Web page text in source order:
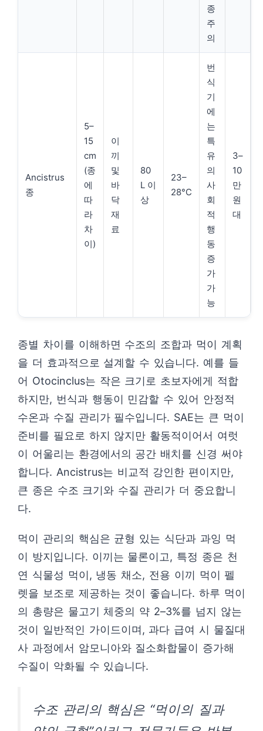
종
주
의
Ancistrus
종
5–
15
cm
(종
에
따
라
차
이)
이
끼
및
바
닥
재
료
80
L 이
상
23–
28°C
번
식
기
에
는
특
유
의
사
회
적
행
동
증
가
가
능
3–
10
만
원
대
종별 차이를 이해하면 수조의 조합과 먹이 계획
을 더 효과적으로 설계할 수 있습니다. 예를 들
어 Otocinclus는 작은 크기로 초보자에게 적합
하지만, 번식과 행동이 민감할 수 있어 안정적
수온과 수질 관리가 필수입니다. SAE는 큰 먹이
준비를 필요로 하지 않지만 활동적이어서 여럿
이 어울리는 환경에서의 공간 배치를 신경 써야
합니다. Ancistrus는 비교적 강인한 편이지만,
큰 종은 수조 크기와 수질 관리가 더 중요합니
다.
먹이 관리의 핵심은 균형 있는 식단과 과잉 먹
이 방지입니다. 이끼는 물론이고, 특정 종은 천
연 식물성 먹이, 냉동 채소, 전용 이끼 먹이 펠
렛을 보조로 제공하는 것이 좋습니다. 하루 먹이
의 총량은 물고기 체중의 약 2–3%를 넘지 않는
것이 일반적인 가이드이며, 과다 급여 시 물질대
사 과정에서 암모니아와 질소화합물이 증가해
수질이 악화될 수 있습니다.
수조 관리의 핵심은 “먹이의 질과